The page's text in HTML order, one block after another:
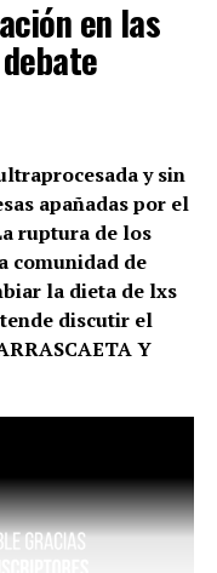
en las
y sin
apañadas por el
ruptura de los
comunidad de
la dieta de lxs
discutir el
Y